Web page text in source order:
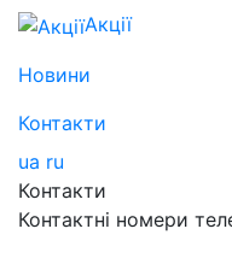
Акції
Новини
Контакти
ua ru
Контакти
Контактні номери